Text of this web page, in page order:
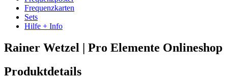
Frequenzkarten
Sets
Hilfe + Info
Rainer Wetzel | Pro Elemente Onlineshop
Produktdetails